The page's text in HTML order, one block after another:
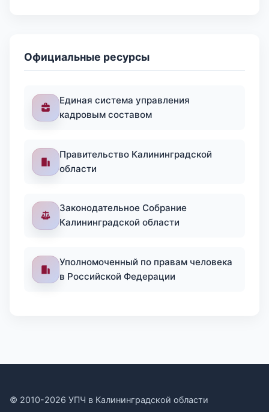
Официальные ресурсы
Единая система управления
кадровым составом
Правительство Калининградской
области
Законодательное Собрание
Калининградской области
Уполномоченный по правам человека
в Российской Федерации
© 2010-2026 УПЧ в Калининградской области